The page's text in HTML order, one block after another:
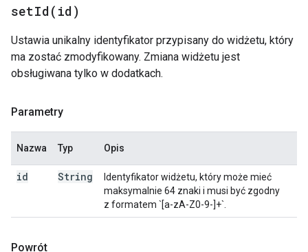
setId( id)
Ustawia unikalny identyfikator przypisany do widżetu, który
ma zostać zmodyfikowany. Zmiana widżetu jest
obsługiwana tylko w dodatkach.
Parametry
Nazwa Typ Opis
id String
Identyfikator widżetu, który może mieć
maksymalnie 64 znaki i musi być zgodny
z formatem `[a-zA-Z0-9-]+`.
Powrót